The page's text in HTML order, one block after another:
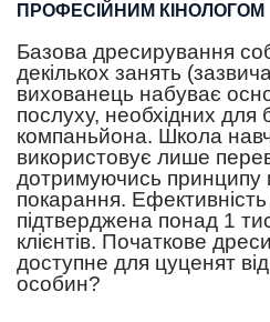
ПРОФЕСІЙНИМ КІНОЛОГОМ
Базова дресирування
декількох занять
вихованець набуває
послуху, необхідних для
компаньйона. Школа
використовує лише
дотримуючись принципу
покарання.
підтверджена понад 1
клієнтів. Початкове
доступне для цуценят
особин?